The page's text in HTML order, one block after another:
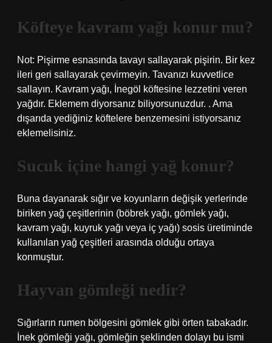
Köfteye kavram yağı konur mu?
Not: Pişirme esnasında tavayı sallayarak pişirin. Bir kez
ileri geri sallayarak çevirmeyin. Tavanızı kuvvetlice
sallayın. Kavram yağı, İnegöl köftesine lezzetini veren
yağdır. Eklemem diyorsanız biliyorsunuzdur. . Ama
dışarıda yediğiniz köftelere benzemesini istiyorsanız
eklemelisiniz.
Sucuk içine hangi yağ konur?
Buna dayanarak sığır ve koyunların değişik yerlerinde
biriken yağ çeşitlerinin (böbrek yağı, gömlek yağı,
kavram yağı, kuyruk yağı veya iç yağı) sosis üretiminde
kullanılan yağ çeşitleri arasında olduğu ortaya
konmuştur.
Hayvan gömleği nedir?
Sığırların rumen bölgesini gömlek gibi örten tabakadır.
İnek gömleği yağı, gömleğin şeklinden dolayı bu ismi